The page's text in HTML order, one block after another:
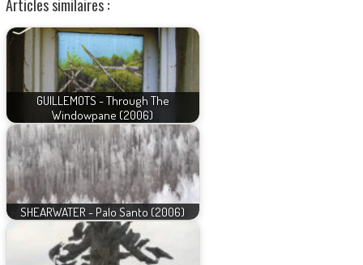
Articles similaires :
GUILLEMOTS - Through The
Windowpane (2006)
SHEARWATER - Palo Santo (2006)